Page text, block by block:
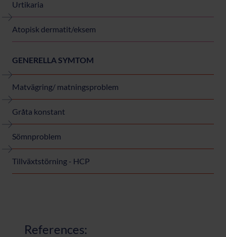
Urtikaria
Atopisk dermatit/eksem
GENERELLA SYMTOM
Matvägring/ matningsproblem
Gråta konstant
Sömnproblem
Tillväxtstörning - HCP
References: